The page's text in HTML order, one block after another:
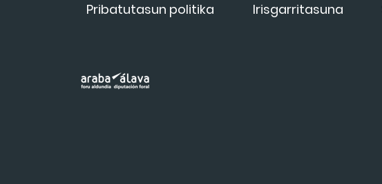
Pribatutasun politika Irisgarritasuna